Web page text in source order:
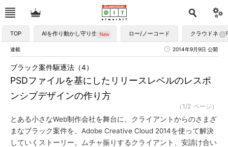
TOP AIを作り動かし守り生かす ロー/ノーコード クラウドネイ
連載 2014年9月9日 公開
PSDファイルを基にしたリリースレベルのレスポ
ンシブデザインの作り方
ブラック案件駆逐法（4）
（1/2 ページ）
とある小さなWeb制作会社を舞台に、クライアントからのさまざ
まなブラック案件を、Adobe Creative Cloud 2014を使って解決
していくストーリー。ムチャ振りするクライアント、安請け合い